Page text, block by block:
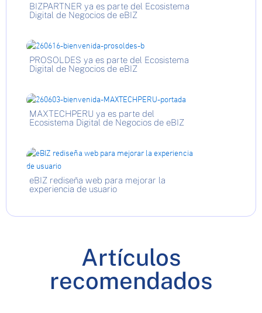
BIZPARTNER ya es parte del Ecosistema
Digital de Negocios de eBIZ
PROSOLDES ya es parte del Ecosistema
Digital de Negocios de eBIZ
MAXTECHPERU ya es parte del
Ecosistema Digital de Negocios de eBIZ
eBIZ rediseña web para mejorar la
experiencia de usuario
Artículos
recomendados